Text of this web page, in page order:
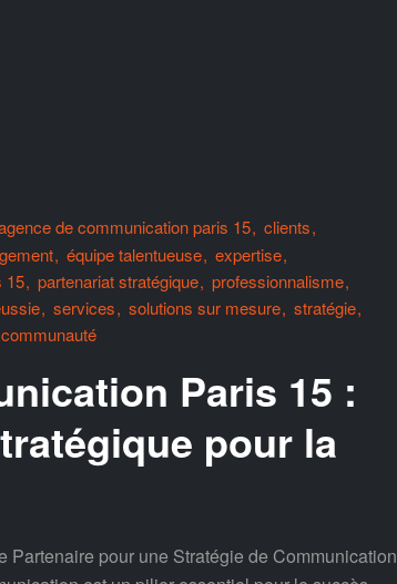
de communication paris 15 clients
équipe talentueuse expertise
15 partenariat stratégique professionnalisme
services solutions sur mesure stratégie
Paris 15 :
pour la
pour une Stratégie de Communication